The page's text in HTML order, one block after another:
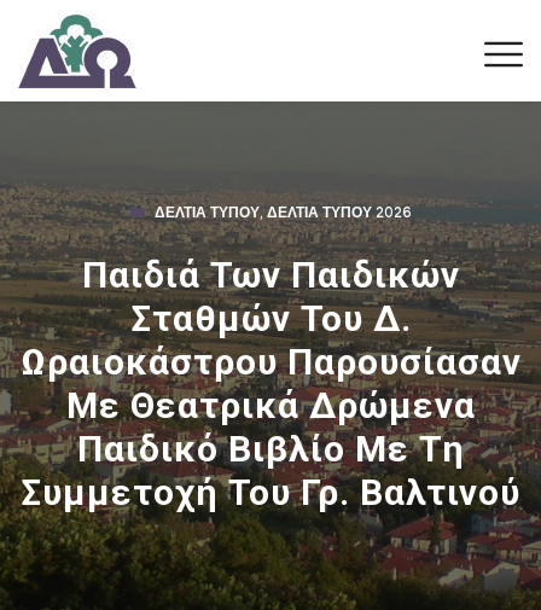
ΔΕΛΤΊΑ ΤΎΠΟΥ, ΔΕΛΤΊΑ ΤΎΠΟΥ 2026
Παιδιά Των Παιδικών
Σταθμών Του Δ.
Ωραιοκάστρου Παρουσίασαν
Με Θεατρικά Δρώμενα
Παιδικό Βιβλίο Με Τη
Συμμετοχή Του Γρ. Βαλτινού